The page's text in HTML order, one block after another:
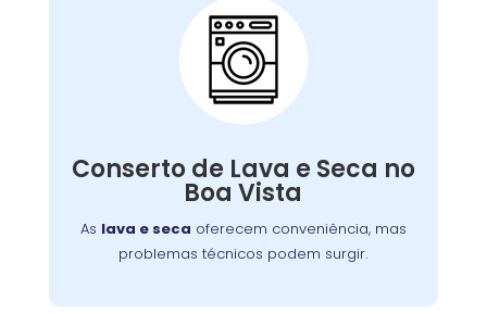
Conserto de Lava e Seca no
Boa Vista
As lava e seca oferecem conveniência, mas
problemas técnicos podem surgir.
Conserto de Lava e
Seca:
Nossa equipe está preparada para resolver
tenha roupas limpas e secas sem
complicações.